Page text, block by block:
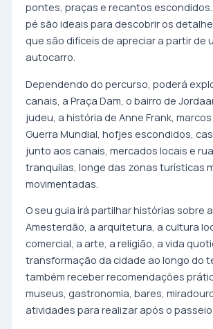
pontes, praças e recantos escondidos.
pé são ideais para descobrir os
que são difíceis de apreciar a partir de
autocarro.
Dependendo do percurso, poderá
canais, a Praça Dam, o bairro de
judeu, a história de Anne Frank,
Guerra Mundial, hofjes escondidos,
junto aos canais, mercados locais e
tranquilas, longe das zonas turísticas
movimentadas.
O seu guia irá partilhar histórias sobre
Amesterdão, a arquitetura, a cultura
comercial, a arte, a religião, a vida
transformação da cidade ao longo do
também receber recomendações
museus, gastronomia, bares,
atividades para realizar após o passeio.